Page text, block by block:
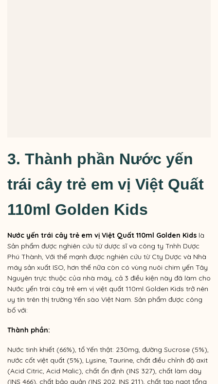
3. Thành phần Nước yến
trái cây trẻ em vị Việt Quất
110ml Golden Kids
Nước yến trái cây trẻ em vị Việt Quất 110ml Golden Kids là
Sản phẩm được nghiên cứu từ dược sĩ và công ty Tnhh Dược
Phú Thành, Với thế mạnh được nghiên cứu từ Cty Dược và Nhà
máy sản xuất ISO, hơn thế nữa còn có vùng nuôi chim yến Tây
Nguyên trực thuộc của nhà máy, cả 3 điều kiện này đã làm cho
Nước yến trái cây trẻ em vị việt quất 110ml Golden Kids trở nên
uy tín trên thị trường Yến sào Việt Nam. Sản phẩm được công
bố với:
Thành phần:
Nước tinh khiết (66%), tổ Yến thật: 230mg, đường Sucrose (5%),
nước cốt việt quất (5%), Lysine, Taurine, chất điều chỉnh độ axit
(Acid Citric, Acid Malic), chất ổn định (INS 327), chất làm dày
(INS 466), chất bảo quản (INS 202, INS 211), chất tạo ngọt tổng